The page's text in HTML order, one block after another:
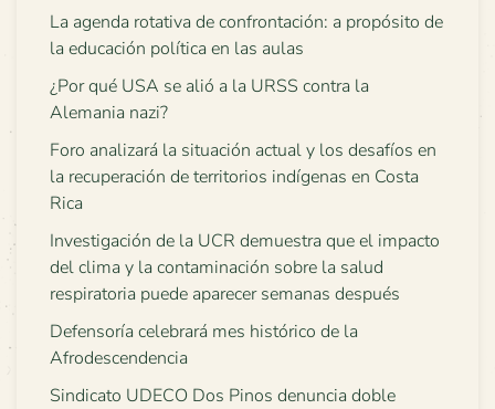
La agenda rotativa de confrontación: a propósito de
la educación política en las aulas
¿Por qué USA se alió a la URSS contra la
Alemania nazi?
Foro analizará la situación actual y los desafíos en
la recuperación de territorios indígenas en Costa
Rica
Investigación de la UCR demuestra que el impacto
del clima y la contaminación sobre la salud
respiratoria puede aparecer semanas después
Defensoría celebrará mes histórico de la
Afrodescendencia
Sindicato UDECO Dos Pinos denuncia doble